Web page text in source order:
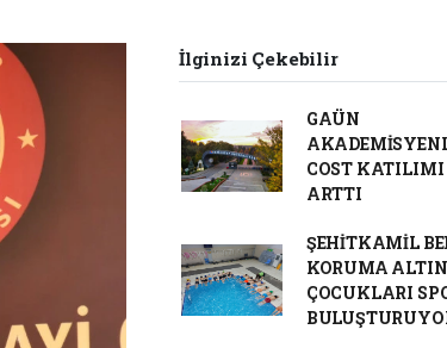
İlginizi Çekebilir
GAÜN
COST KATILIMI
ARTTI
ŞEHİTKAMİL
KORUMA
ÇOCUKLARI